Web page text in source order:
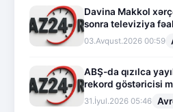
Davina Makkol
sonra televiziya
03.Avqust.2026 00:59
ABŞ-da qızılca
rekord göstəricisi
31.İyul.2026 05:46